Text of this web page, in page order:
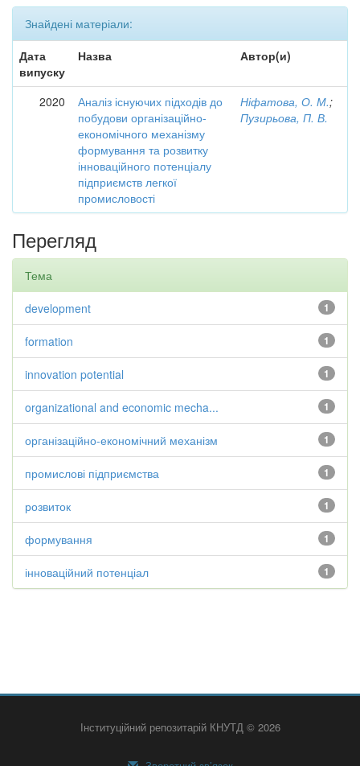
Знайдені матеріали:
Дата
випуску
Назва Автор(и)
2020
Аналіз існуючих підходів до
побудови організаційно-
економічного механізму
формування та розвитку
інноваційного потенціалу
підприємств легкої
промисловості
Ніфатова, О. М.;
Пузирьова, П. В.
Перегляд
Тема
1
development
1
formation
1
innovation potential
1
organizational and economic mecha...
1
організаційно-економічний механізм
1
промислові підприємства
1
розвиток
1
формування
1
інноваційний потенціал
Інституційний репозитарій КНУТД © 2026